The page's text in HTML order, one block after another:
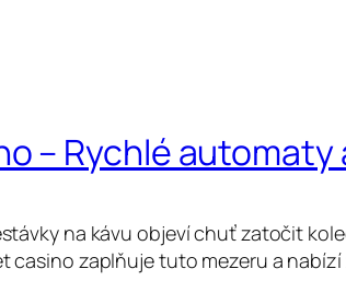
– Rychlé
na kávu objeví chuť zatočit
casino zaplňuje tuto mezeru a